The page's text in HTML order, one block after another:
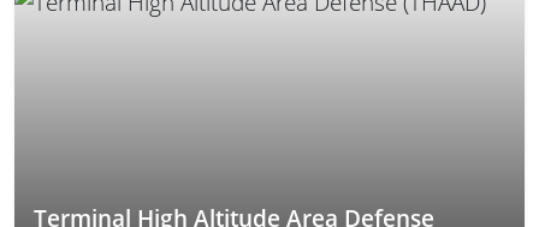
Terminal High Altitude Area Defense